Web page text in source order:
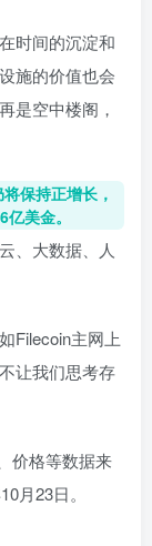
时间的沉淀和
施的价值也会
是空中楼阁，
保持正增长，
美金。
、大数据、人
Filecoin主网上
让我们思考存
价格等数据来
月23日。